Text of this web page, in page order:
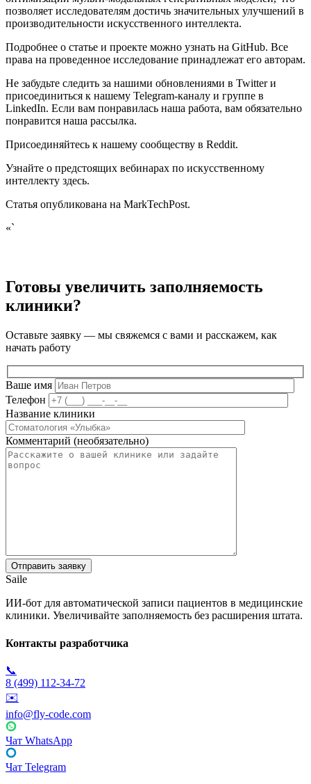
позволяет исследователям достичь значительных улучшений в
производительности искусственного интеллекта.
Подробнее о статье и проекте можно узнать на GitHub. Все
права на проведенное исследование принадлежат его авторам.
Не забудьте следить за нашими обновлениями в Twitter и
присоединиться к нашему Telegram-каналу и группе в
LinkedIn. Если вам понравилась наша работа, вам обязательно
понравится наша рассылка.
Присоединяйтесь к нашему сообществу в Reddit.
Узнайте о предстоящих вебинарах по искусственному
интеллекту здесь.
Статья опубликована на MarkTechPost.
«`
Готовы увеличить заполняемость
клиники?
Оставьте заявку — мы свяжемся с вами и расскажем, как
начать работу
Ваше имя
Телефон
Название клиники
Комментарий (необязательно)
Saile
ИИ-бот для автоматической записи пациентов в медицинские
клиники. Увеличивайте заполняемость без расширения штата.
Контакты разработчика
📞
8 (499) 112-34-72
✉️
info@fly-code.com
Чат WhatsApp
Чат Telegram